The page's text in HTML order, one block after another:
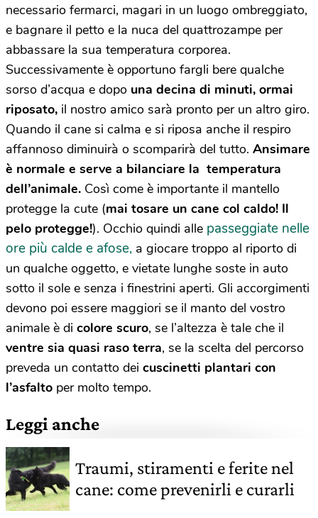
necessario fermarci, magari in un luogo ombreggiato,
e bagnare il petto e la nuca del quattrozampe per
abbassare la sua temperatura corporea.
Successivamente è opportuno fargli bere qualche
sorso d’acqua e dopo una decina di minuti, ormai
riposato, il nostro amico sarà pronto per un altro giro.
Quando il cane si calma e si riposa anche il respiro
affannoso diminuirà o scomparirà del tutto. Ansimare
è normale e serve a bilanciare la temperatura
dell’animale. Così come è importante il mantello
protegge la cute (mai tosare un cane col caldo! Il
pelo protegge!). Occhio quindi alle passeggiate nelle
ore più calde e afose, a giocare troppo al riporto di
un qualche oggetto, e vietate lunghe soste in auto
sotto il sole e senza i finestrini aperti. Gli accorgimenti
devono poi essere maggiori se il manto del vostro
animale è di colore scuro, se l’altezza è tale che il
ventre sia quasi raso terra, se la scelta del percorso
preveda un contatto dei cuscinetti plantari con
l’asfalto per molto tempo.
Leggi anche
Traumi, stiramenti e ferite nel
cane: come prevenirli e curarli